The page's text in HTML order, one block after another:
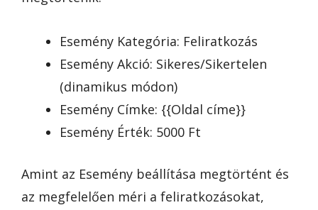
Esemény Kategória: Feliratkozás
Esemény Akció: Sikeres/Sikertelen
(dinamikus módon)
Esemény Címke: {{Oldal címe}}
Esemény Érték: 5000 Ft
Amint az Esemény beállítása megtörtént és
az megfelelően méri a feliratkozásokat,